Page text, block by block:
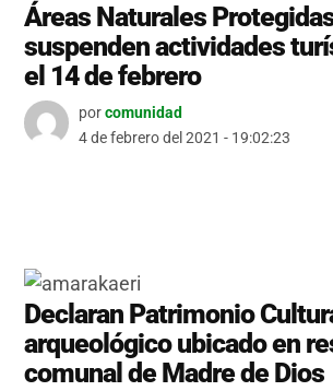
Áreas Naturales
suspenden actividades
el 14 de febrero
porcomunidad
4 de febrero del 2021 - 19:02:23
Declaran Patrimonio
arqueológico ubicado en
comunal de Madre de Dios